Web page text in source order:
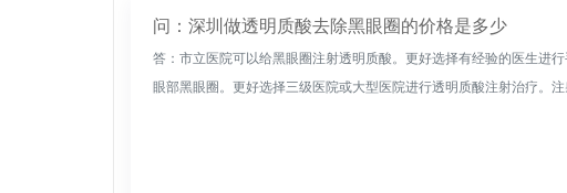
问：深圳做透明质酸去除黑眼圈的价格是多少
答：市立医院可以给黑眼圈注射透明质酸。更好选择有经验的医生进
眼部黑眼圈。更好选择三级医院或大型医院进行透明质酸注射治疗。